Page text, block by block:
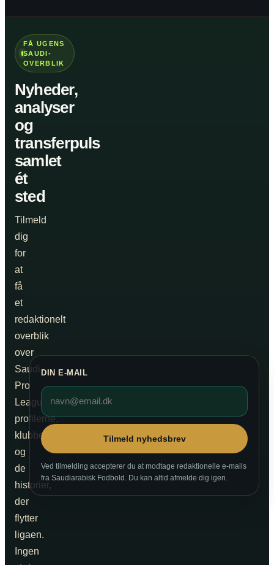
FÅ UGENS
SAUDI-
OVERBLIK
Nyheder,
analyser
og
transferpuls
samlet
ét
sted
Tilmeld
dig
for
at
få
et
redaktionelt
overblik
over
Saudi
Pro
League,
profilerne,
klubberne
og
de
historier,
der
flytter
ligaen.
Ingen
DIN E-MAIL
Tilmeld nyhedsbrev
Ved tilmelding accepterer du at modtage redaktionelle e-mails
fra Saudiarabisk Fodbold. Du kan altid afmelde dig igen.